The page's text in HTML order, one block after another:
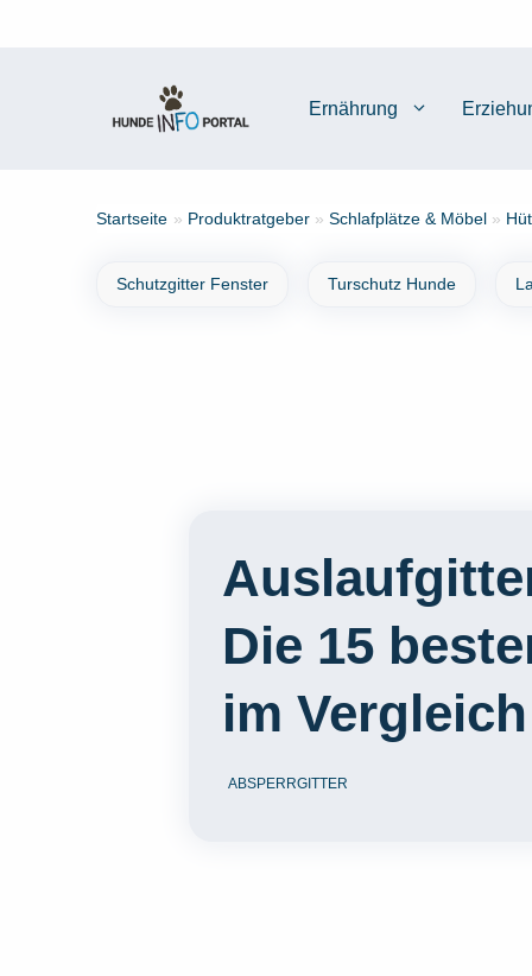
Ernährung
Startseite » Produktratgeber » Schlafplätze & Möbel »
Schutzgitter Fenster Turschutz Hunde
Die 15
im Vergleich
ABSPERRGITTER